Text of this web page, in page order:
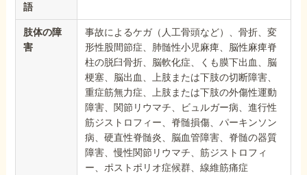
語
肢体の障
害
事故によるケガ（人工骨頭など）、骨折、変
形性股間節症、肺髄性小児麻痺、脳性麻痺脊
柱の脱臼骨折、脳軟化症、くも膜下出血、脳
梗塞、脳出血、上肢または下肢の切断障害、
重症筋無力症、上肢または下肢の外傷性運動
障害、関節リウマチ、ビュルガー病、進行性
筋ジストロフィー、脊髄損傷、パーキンソン
病、硬直性脊髄炎、脳血管障害、脊髄の器質
障害、慢性関節リウマチ、筋ジストロフィ
ー、ポストポリオ症候群、線維筋痛症